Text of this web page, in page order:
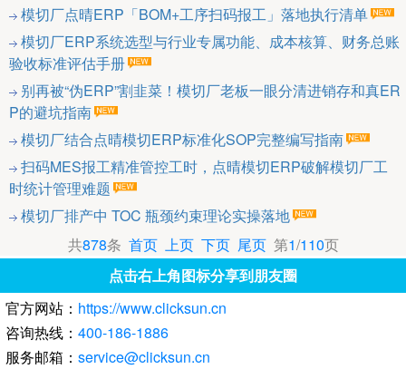
模切厂点晴ERP「BOM+工序扫码报工」落地执行清单
模切厂ERP系统选型与行业专属功能、成本核算、财务总账
验收标准评估手册
别再被“伪ERP”割韭菜！模切厂老板一眼分清进销存和真ER
P的避坑指南
模切厂结合点晴模切ERP标准化SOP完整编写指南
扫码MES报工精准管控工时，点晴模切ERP破解模切厂工
时统计管理难题
模切厂排产中 TOC 瓶颈约束理论实操落地
共878条 首页 上页 下页 尾页第1/110页
点击右上角图标分享到朋友圈
官方网站： https://www.clicksun.cn
咨询热线： 400-186-1886
服务邮箱： service@clicksun.cn